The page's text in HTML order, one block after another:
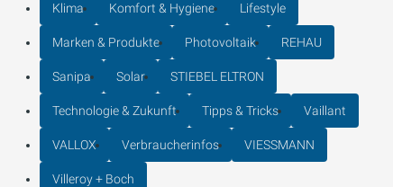
Klima Komfort & Hygiene Lifestyle
Marken & Produkte Photovoltaik REHAU
Sanipa Solar STIEBEL ELTRON
Technologie & Zukunft Tipps & Tricks Vaillant
VALLOX Verbraucherinfos VIESSMANN
Villeroy + Boch